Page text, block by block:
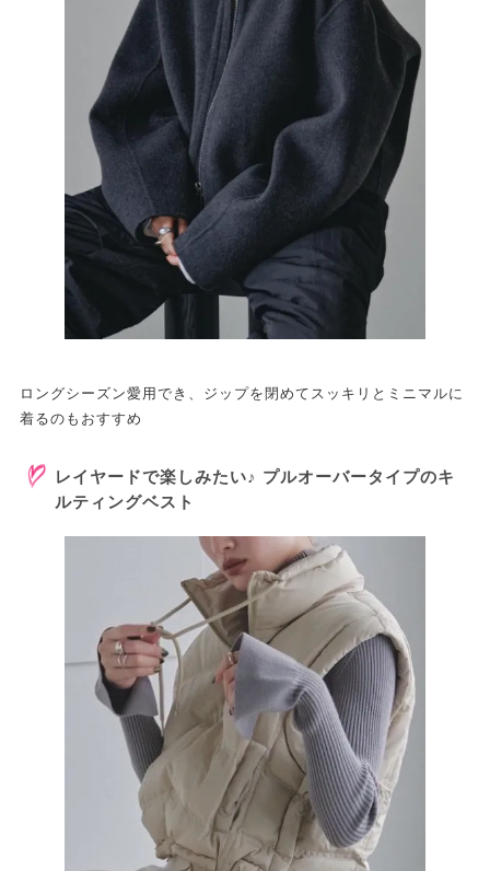
ロングシーズン愛用でき、ジップを閉めてスッキリとミニマルに
着るのもおすすめ
レイヤードで楽しみたい♪ プルオーバータイプのキ
ルティングベスト